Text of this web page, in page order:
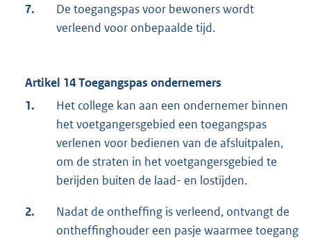
7.
De toegangspas voor bewoners wordt
verleend voor onbepaalde tijd.
Artikel 14 Toegangspas ondernemers
1.
Het college kan aan een ondernemer binnen
het voetgangersgebied een toegangspas
verlenen voor bedienen van de afsluitpalen,
om de straten in het voetgangersgebied te
berijden buiten de laad- en lostijden.
2.
Nadat de ontheffing is verleend, ontvangt de
ontheffinghouder een pasje waarmee toegang